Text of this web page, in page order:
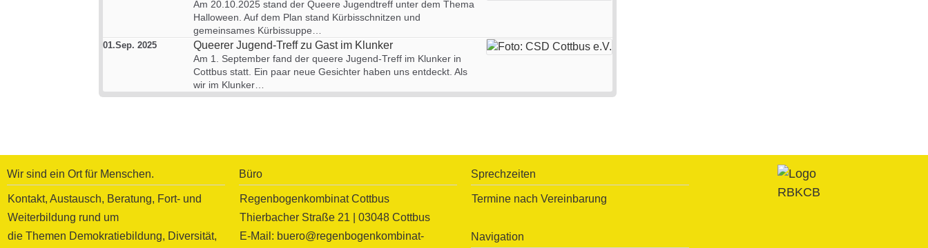
Am 20.10.2025 stand der Queere Jugendtreff unter dem Thema
Halloween. Auf dem Plan stand Kürbisschnitzen und
gemeinsames Kürbissuppe…
01.Sep. 2025 Queerer Jugend-Treff zu Gast im Klunker
Am 1. September fand der queere Jugend-Treff im Klunker in
Cottbus statt. Ein paar neue Gesichter haben uns entdeckt. Als
wir im Klunker…
Wir sind ein Ort für Menschen.
Kontakt, Austausch, Beratung, Fort- und
Weiterbildung rund um
die Themen Demokratiebildung, Diversität,
Büro
Regenbogenkombinat Cottbus
Thierbacher Straße 21 | 03048 Cottbus
E-Mail: buero@regenbogenkombinat-
Sprechzeiten
Termine nach Vereinbarung
Navigation